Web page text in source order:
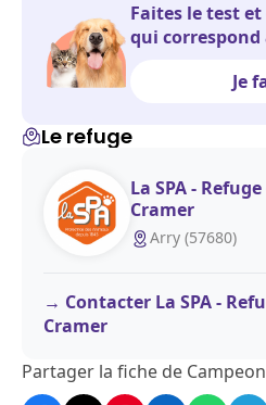
Faites le test
qui correspond
Je
Le refuge
La SPA -
Cramer
Arry (57680)
Contacter La SPA -
Cramer
Partager la fiche de